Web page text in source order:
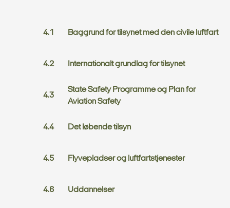
Baggrund for tilsynet med den civile luftfart
Internationalt grundlag for tilsynet
State Safety Programme og Plan for
Aviation Safety
Det løbende tilsyn
Flyvepladser og luftfartstjenester
Uddannelser